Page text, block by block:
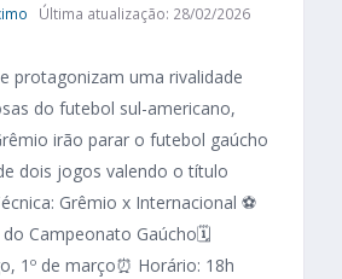
Última atualização: 28/02/2026
protagonizam uma rivalidade
do futebol sul-americano,
irão parar o futebol gaúcho
dois jogos valendo o título
Grêmio x Internacional ⚽
do Campeonato Gaúcho🗓️
1º de março⏰ Horário: 18h